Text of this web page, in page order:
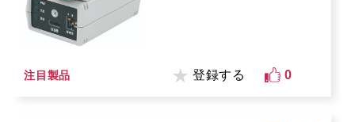
注目製品 登録する 0